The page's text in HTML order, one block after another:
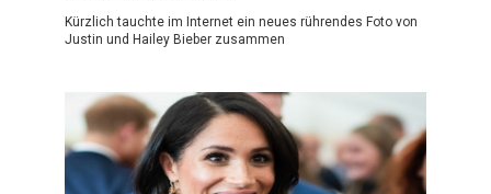
Kürzlich tauchte im Internet ein neues rührendes Foto von
Justin und Hailey Bieber zusammen